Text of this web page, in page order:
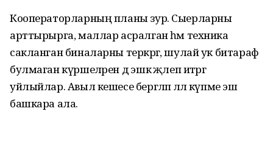
Кооператорларның планы зур. Сыерларны
арттырырга, маллар асралган һәм техника
сакланган биналарны теркәргә, шулай ук битараф
булмаган күршеләрен дә эшкә җәлеп итәргә
уйлыйлар. Авыл кешесе бергәләп әллә күпме эш
башкара ала.